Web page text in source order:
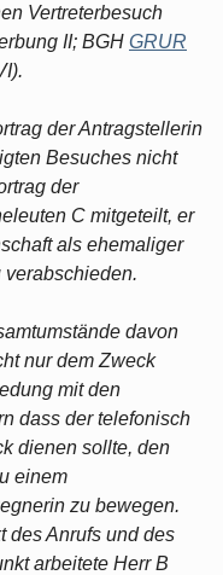
Vertreterbesuch
II; BGH GRUR
der Antragstellerin
Besuches nicht
der
C mitgeteilt, er
als ehemaliger
verabschieden.
davon
nur dem Zweck
mit den
dass der telefonisch
dienen sollte, den
einem
zu bewegen.
des Anrufs und des
arbeitete Herr B